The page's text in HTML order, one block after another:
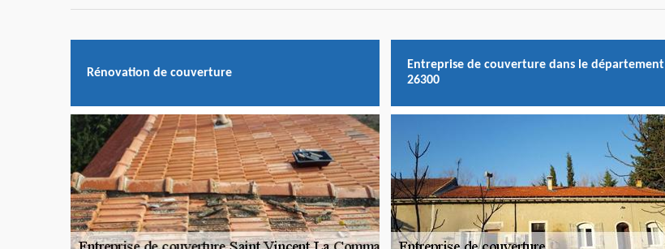
Rénovation de couverture
Entreprise de couverture dans le département
26300